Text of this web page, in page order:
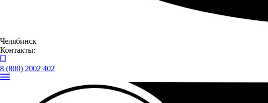
Челябинск
Контакты:
8 (800) 2002 402